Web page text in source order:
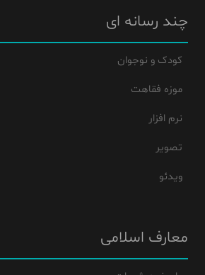
چند رسانه ای
کودک و نوجوان
موزه فقاهت
نرم افزار
تصویر
ویدئو
معارف اسلامی